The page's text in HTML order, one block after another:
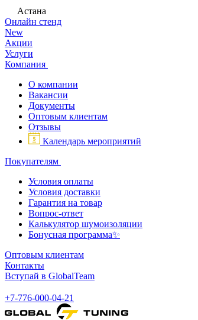
Астана
Онлайн стенд
New
Акции
Услуги
Компания
О компании
Вакансии
Документы
Оптовым клиентам
Отзывы
Календарь мероприятий
Покупателям
Условия оплаты
Условия доставки
Гарантия на товар
Вопрос-ответ
Калькулятор шумоизоляции
Бонусная программа✨
Оптовым клиентам
Контакты
Вступай в GlobalTeam
+7-776-000-04-21